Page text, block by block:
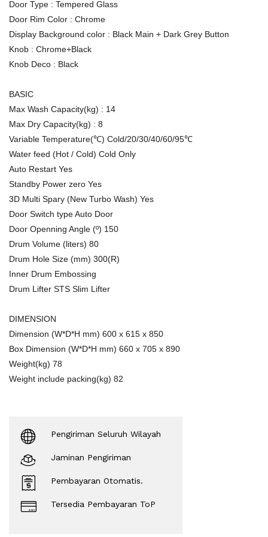
Door Type : Tempered Glass
Door Rim Color : Chrome
Display Background color : Black Main + Dark Grey Button
Knob : Chrome+Black
Knob Deco : Black
BASIC
Max Wash Capacity(kg) : 14
Max Dry Capacity(kg) : 8
Variable Temperature(℃) Cold/20/30/40/60/95℃
Water feed (Hot / Cold) Cold Only
Auto Restart Yes
Standby Power zero Yes
3D Multi Spary (New Turbo Wash) Yes
Door Switch type Auto Door
Door Openning Angle (º) 150
Drum Volume (liters) 80
Drum Hole Size (mm) 300(R)
Inner Drum Embossing
Drum Lifter STS Slim Lifter
DIMENSION
Dimension (W*D*H mm) 600 x 615 x 850
Box Dimension (W*D*H mm) 660 x 705 x 890
Weight(kg) 78
Weight include packing(kg) 82
Pengiriman Seluruh Wilayah
Jaminan Pengiriman
Pembayaran Otomatis.
Tersedia Pembayaran ToP